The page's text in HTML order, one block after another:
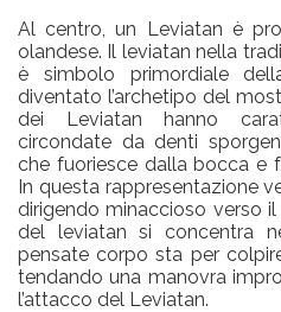
Al centro, un Leviatan è
olandese. Il leviatan nella
è simbolo primordiale
diventato l’archetipo del
dei Leviatan hanno
circondate da denti
che fuoriesce dalla bocca e
In questa rappresentazione
dirigendo minaccioso verso
del leviatan si concentra
pensate corpo sta per
tendando una manovra
l’attacco del Leviatan.